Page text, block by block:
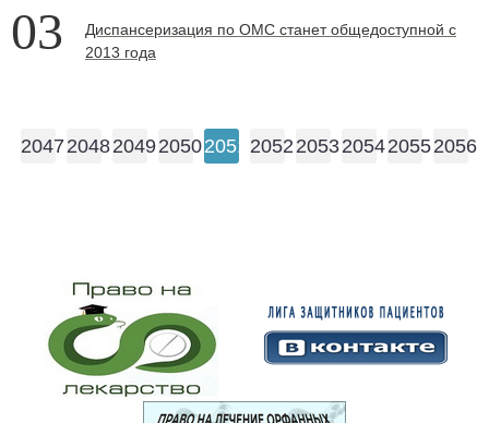
03
Диспансеризация по ОМС станет общедоступной с
2013 года
2047 2048204920502051 2052 2053205420552056